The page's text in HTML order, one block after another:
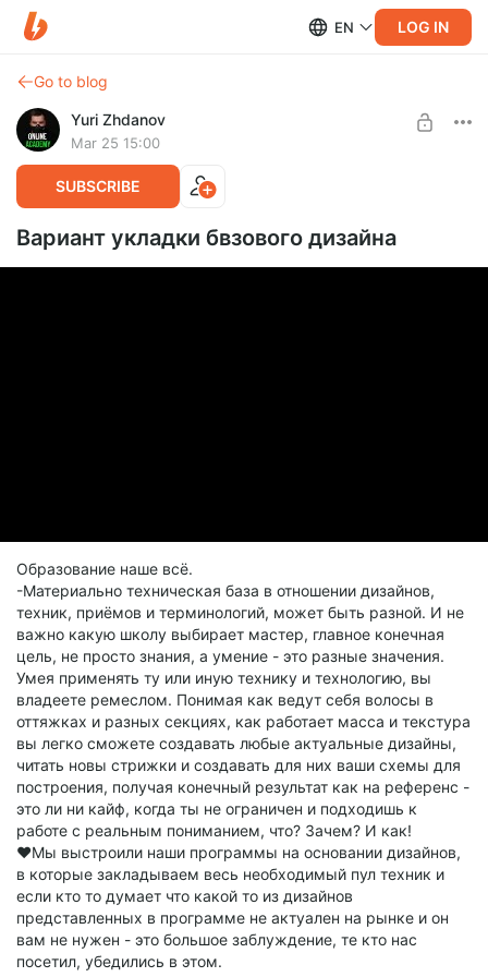
EN LOG IN
Go to blog
Yuri Zhdanov
Mar 25 15:00
SUBSCRIBE
Вариант укладки бвзового дизайна
Образование наше всё.
-Материально техническая база в отношении дизайнов,
техник, приёмов и терминологий, может быть разной. И не
важно какую школу выбирает мастер, главное конечная
цель, не просто знания, а умение - это разные значения.
Умея применять ту или иную технику и технологию, вы
владеете ремеслом. Понимая как ведут себя волосы в
оттяжках и разных секциях, как работает масса и текстура
вы легко сможете создавать любые актуальные дизайны,
читать новы стрижки и создавать для них ваши схемы для
построения, получая конечный результат как на референс -
это ли ни кайф, когда ты не ограничен и подходишь к
работе с реальным пониманием, что? Зачем? И как!
❤️Мы выстроили наши программы на основании дизайнов,
в которые закладываем весь необходимый пул техник и
если кто то думает что какой то из дизайнов
представленных в программе не актуален на рынке и он
вам не нужен - это большое заблуждение, те кто нас
посетил, убедились в этом.